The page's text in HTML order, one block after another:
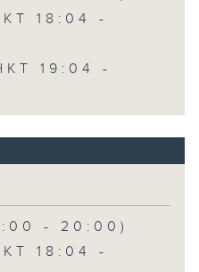
18:04 -
19:04 -
- 20:00)
18:04 -